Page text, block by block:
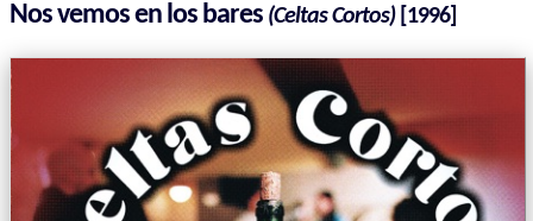
Nos vemos en los bares (Celtas Cortos)[1996]